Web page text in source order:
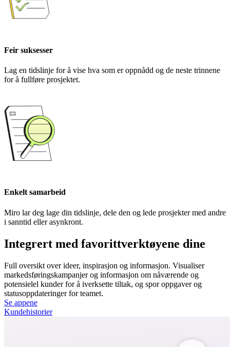
Feir suksesser
Lag en tidslinje for å vise hva som er oppnådd og de neste trinnene
for å fullføre prosjektet.
Enkelt samarbeid
Miro lar deg lage din tidslinje, dele den og lede prosjekter med andre
i sanntid eller asynkront.
Integrert med favorittverktøyene dine
Full oversikt over ideer, inspirasjon og informasjon. Visualiser
markedsføringskampanjer og informasjon om nåværende og
potensielel kunder for å iverksette tiltak, og spor oppgaver og
statusoppdateringer for teamet.
Se appene
Kundehistorier